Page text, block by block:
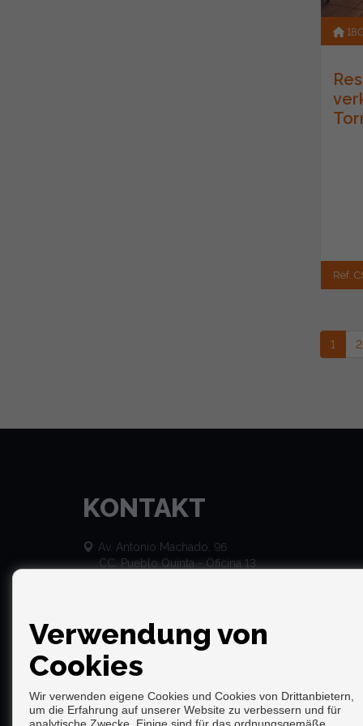
Ref.
1 2
KONTAKT
Av. Antonio Machado, 96
CC. Pueblo Quinta - Oficina 13
Verwendung von
Cookies
Wir verwenden eigene Cookies und Cookies von Drittanbietern,
um die Erfahrung auf unserer Website zu verbessern und für